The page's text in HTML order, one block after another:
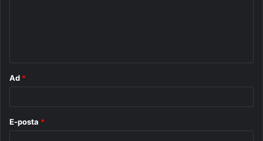
Ad *
E-posta *